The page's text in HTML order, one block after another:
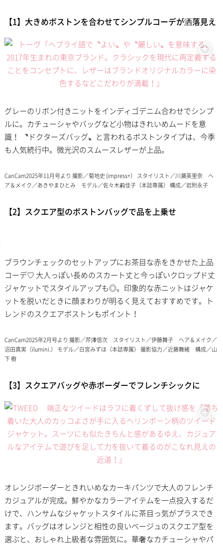
【1】大きめボストンを合わせてシンプルコーデが洒落見え
グレーのリボン付きニットをインディゴデニム合わせでシンプ
ルに。カチューシャやバッグなど小物はきれいめムードを意
識！ 〝ドクターズバッグ〟と言われるボストンタイプは、今季
も人気続行中。微光沢のスムースレザーが上品。
CanCam2025年11月号より 撮影／菊地史 (impress+） スタイリスト／川瀬英里奈 ヘ
ア＆メイク／あきやまひとみ モデル／佐々木莉佳子（本誌専属） 構成／岩附永子
【2】スクエア型のボストンバッグで品を上乗せ
ブラウンチェックのセットアップにお茶目な赤をきかせた上品
コーデ♡ 大人っぽい長めのスカート丈と今っぽいクロップド丈
ジャケットでスタイルアップも◎。印象的な赤ニットはジャケ
ットを脱いだときに顔まわりが明るく見えておすすめです。ト
レンドのスクエアボストンもポイント！
CanCam2025年2月号より 撮影／芹澤信次 スタイリスト／伊藤舞子 ヘア＆メイク／
沼田真実（ilumini.） モデル／白宮みずほ（本誌専属） 撮影協力／近藤舞緒 構成／山
下 樹
【3】スクエアバッグや赤ボーダーでフレンチシックに
オレンジボーダーときれいめなカーキパンツで大人のフレンチ
カジュアルが完成。鮮やかなカラーアイテムを一点投入するだ
けで、ハンサムなジャケットスタイルに茶目っ気がプラスでき
ます。バッグはオレンジと相性の良いベージュのスクエア型を
選ぶと、おしゃれ上級者な雰囲気に。華奢なカチューシャやパ